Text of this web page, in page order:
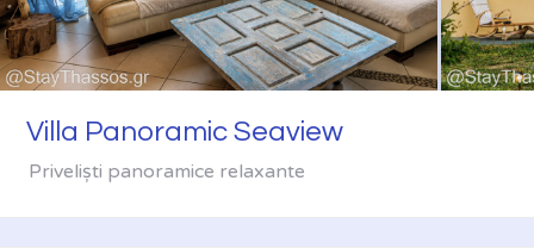
Villa Panoramic Seaview
Priveliști panoramice relaxante